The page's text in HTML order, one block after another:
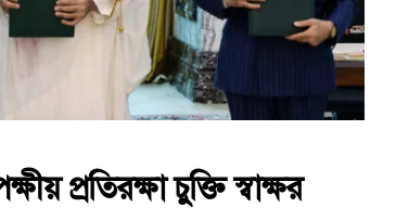
প্রতিরক্ষা চুক্তি স্বাক্ষর